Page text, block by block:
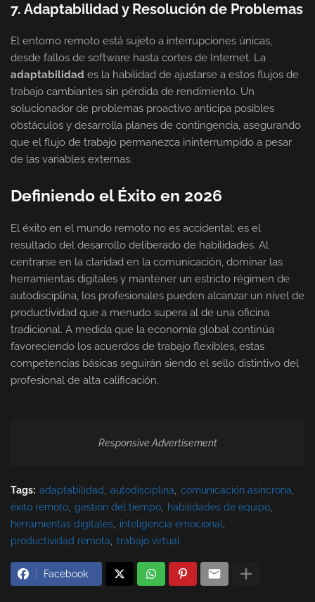
7. Adaptabilidad y Resolución de Problemas
El entorno remoto está sujeto a interrupciones únicas,
desde fallos de software hasta cortes de Internet. La
adaptabilidad es la habilidad de ajustarse a estos flujos de
trabajo cambiantes sin pérdida de rendimiento. Un
solucionador de problemas proactivo anticipa posibles
obstáculos y desarrolla planes de contingencia, asegurando
que el flujo de trabajo permanezca ininterrumpido a pesar
de las variables externas.
Definiendo el Éxito en 2026
El éxito en el mundo remoto no es accidental; es el
resultado del desarrollo deliberado de habilidades. Al
centrarse en la claridad en la comunicación, dominar las
herramientas digitales y mantener un estricto régimen de
autodisciplina, los profesionales pueden alcanzar un nivel de
productividad que a menudo supera al de una oficina
tradicional. A medida que la economía global continúa
favoreciendo los acuerdos de trabajo flexibles, estas
competencias básicas seguirán siendo el sello distintivo del
profesional de alta calificación.
Responsive Advertisement
Tags: adaptabilidad autodisciplina
comunicación asíncrona
éxito remoto gestión del tiempo
habilidades de equipo
herramientas digitales
inteligencia emocional
productividad remota
trabajo virtual
Facebook